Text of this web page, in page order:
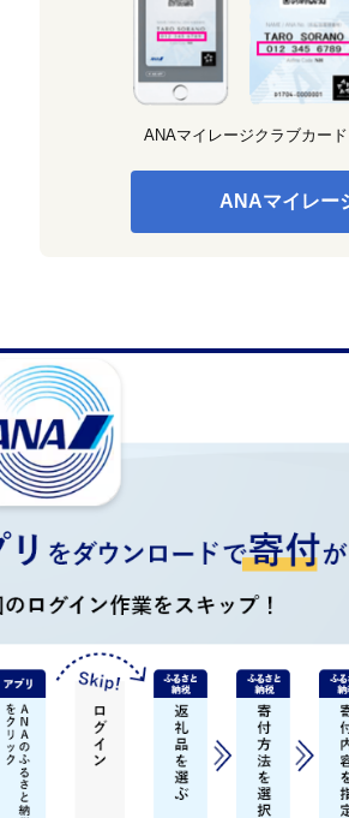
ANAマイレージクラブカード
ANAマイレー